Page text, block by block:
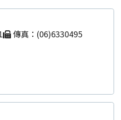
傳真：(06)6330495